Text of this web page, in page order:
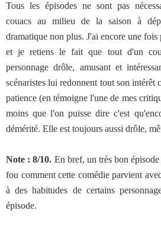
Tous les épisodes ne sont pas
couacs au milieu de la saison à
dramatique non plus. J'ai encore une fois
et je retiens le fait que tout d'un
personnage drôle, amusant et
scénaristes lui redonnent tout son intérêt
patience (en témoigne l'une de mes
moins que l'on puisse dire c'est
démérité. Elle est toujours aussi drôle,
Note : 8/10. En bref, un très bon
fou comment cette comédie parvient
à des habitudes de certains
épisode.